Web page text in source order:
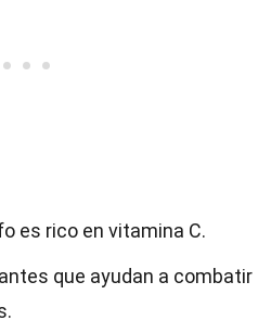
es rico en vitamina C.
que ayudan a combatir